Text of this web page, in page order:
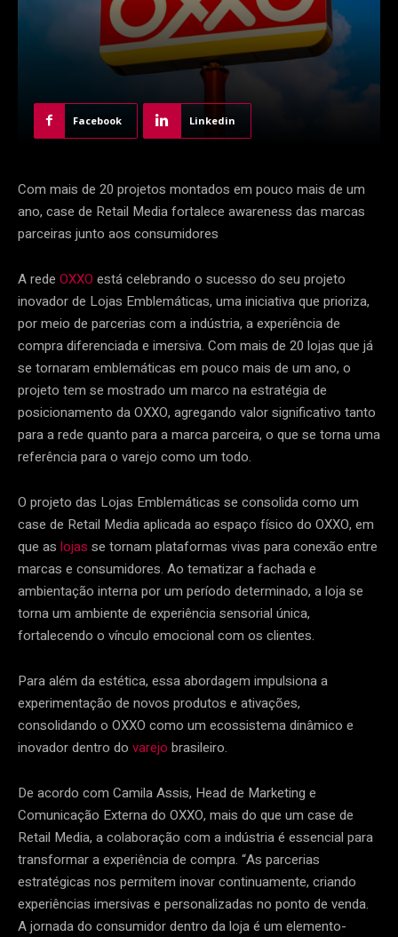
Facebook Linkedin
Com mais de 20 projetos montados em pouco mais de um
ano, case de Retail Media fortalece awareness das marcas
parceiras junto aos consumidores
A rede OXXO está celebrando o sucesso do seu projeto
inovador de Lojas Emblemáticas, uma iniciativa que prioriza,
por meio de parcerias com a indústria, a experiência de
compra diferenciada e imersiva. Com mais de 20 lojas que já
se tornaram emblemáticas em pouco mais de um ano, o
projeto tem se mostrado um marco na estratégia de
posicionamento da OXXO, agregando valor significativo tanto
para a rede quanto para a marca parceira, o que se torna uma
referência para o varejo como um todo.
O projeto das Lojas Emblemáticas se consolida como um
case de Retail Media aplicada ao espaço físico do OXXO, em
que as lojas se tornam plataformas vivas para conexão entre
marcas e consumidores. Ao tematizar a fachada e
ambientação interna por um período determinado, a loja se
torna um ambiente de experiência sensorial única,
fortalecendo o vínculo emocional com os clientes.
Para além da estética, essa abordagem impulsiona a
experimentação de novos produtos e ativações,
consolidando o OXXO como um ecossistema dinâmico e
inovador dentro do varejo brasileiro.
De acordo com Camila Assis, Head de Marketing e
Comunicação Externa do OXXO, mais do que um case de
Retail Media, a colaboração com a indústria é essencial para
transformar a experiência de compra. “As parcerias
estratégicas nos permitem inovar continuamente, criando
experiências imersivas e personalizadas no ponto de venda.
A jornada do consumidor dentro da loja é um elemento-